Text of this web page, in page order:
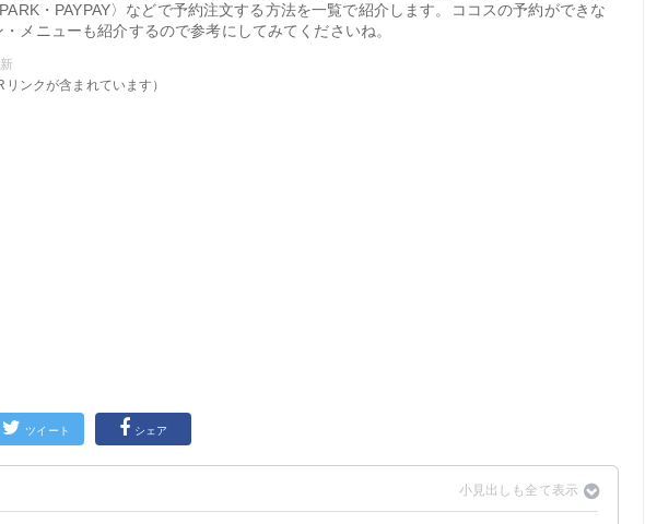
・PAYPAY〉などで予約注文する方法を一覧で紹介します。ココスの予約ができな
メニューも紹介するので参考にしてみてくださいね。
リンクが含まれています）
ツイート シェア